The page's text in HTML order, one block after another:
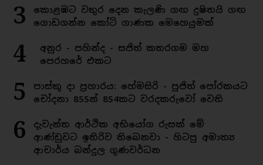
3
කොළඹට වතුර දෙන කැලණි ගඟ දුෂිතයි ගඟ
ගොඩගන්න කෝටි ගාණක මෙහෙයුමක්
4
අනුර - පහින්ද - සජිත් කතරගම මහ
පෙරහරේ එකට
5
පාස්කු දා ප්‍රහාරය: හේමසිරි - පූජිත් පෝරකයට
චෝදනා 855න් 854කට වරදකරුවෝ වෙති
6
දැවැන්ත ආර්ථික අභියෝග රුසක් මේ
ආණ්ඩුවට ඉතිරිව තිබෙනවා - හිටපු අමාත්‍ය
ආචාර්ය බන්දුල ගුණවර්ධන